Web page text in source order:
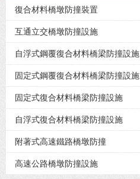
復合材料橋墩防撞裝置
互通立交橋墩防撞設施
自浮式鋼覆復合材料橋梁防撞設施
固定式鋼覆復合材料橋梁防撞設施
固定式復合材料橋梁防撞設施
自浮式復合材料橋梁防撞設施
附著式高速鐵路橋墩防撞
高速公路橋墩防撞設施